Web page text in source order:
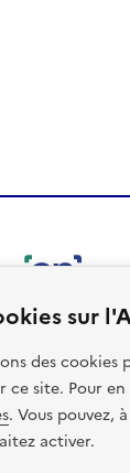
sur
des
ce site. Pour
. Vous pouvez,
activer.
: non conforme